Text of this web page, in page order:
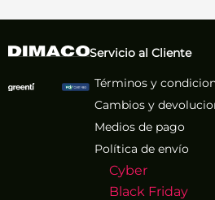
Servicio al Cliente
Términos y
Cambios y
Medios de pago
Política de envío
Cyber
Black Friday